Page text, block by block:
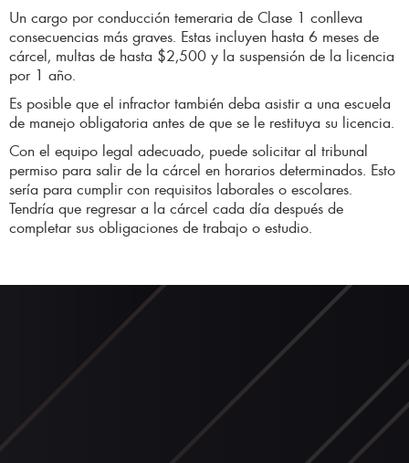
Un cargo por conducción temeraria de Clase 1 conlleva
consecuencias más graves. Estas incluyen hasta 6 meses de
cárcel, multas de hasta $2,500 y la suspensión de la licencia
por 1 año.
Es posible que el infractor también deba asistir a una escuela
de manejo obligatoria antes de que se le restituya su licencia.
Con el equipo legal adecuado, puede solicitar al tribunal
permiso para salir de la cárcel en horarios determinados. Esto
sería para cumplir con requisitos laborales o escolares.
Tendría que regresar a la cárcel cada día después de
completar sus obligaciones de trabajo o estudio.